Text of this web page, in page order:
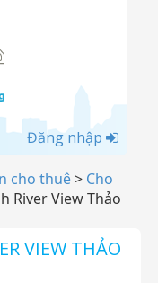
Đăng nhập
cho thuê> Cho
River View Thảo
VIEW THẢO